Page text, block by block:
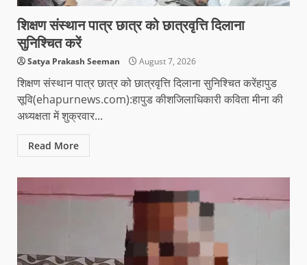
शिक्षण संस्थान पात्र छात्र को छात्रवृत्ति दिलाना
सुनिश्चित करें
Satya Prakash Seeman August 7, 2026
शिक्षण संस्थान पात्र छात्र को छात्रवृत्ति दिलाना सुनिश्चित करेंहापुड
सूवि(ehapurnews.com):हापुड कीशजिलाधिकारी कविता मीना की
अध्यक्षता में शुक्रवार...
Read More